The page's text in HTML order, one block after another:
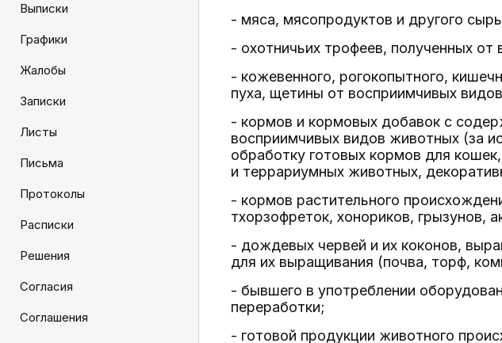
Выписки
Графики
Жалобы
Записки
Листы
Письма
Протоколы
Расписки
Решения
Согласия
Соглашения
- мяса, мясопродуктов и другого
- охотничьих трофеев, полученных
- кожевенного, рогокопытного,
пуха, щетины от восприимчивых
- кормов и кормовых добавок с
восприимчивых видов животных (за
обработку готовых кормов для
и террариумных животных,
- кормов растительного
тхорзофреток, хонориков, грызунов,
- дождевых червей и их коконов,
для их выращивания (почва, торф,
- бывшего в употреблении
переработки;
- готовой продукции животного